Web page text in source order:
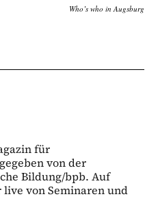
Who’s who in Augsburg
für
von der
Bildung/bpb. Auf
von Seminaren und